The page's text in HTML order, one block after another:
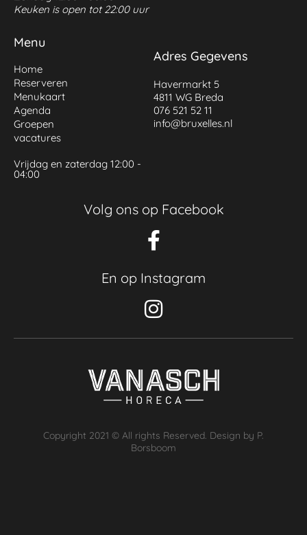
Keuken is open tot 22:00 uur
Menu
Home
Reserveren
Menukaart
Agenda
Groepen
vacatures
Vrijdag en zaterdag 12:00 -
04:00
Adres Gegevens
Havermarkt 5
4811 WG Breda
076 521 52 11
info@bruxelles.nl
Volg ons op Facebook
En op Instagram
Copyright 2021 © All rights Reserved. Design by P.
Borsboom